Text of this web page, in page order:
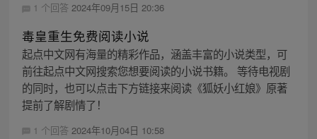
1 个回答 2024年09月15日 20:36
毒皇重生免费阅读小说
起点中文网有海量的精彩作品，涵盖丰富的小说类型，可
前往起点中文网搜索您想要阅读的小说书籍。 等待电视剧
的同时，也可以点击下方链接来阅读《狐妖小红娘》原著
提前了解剧情了！
1 个回答 2024年10月04日 10:58